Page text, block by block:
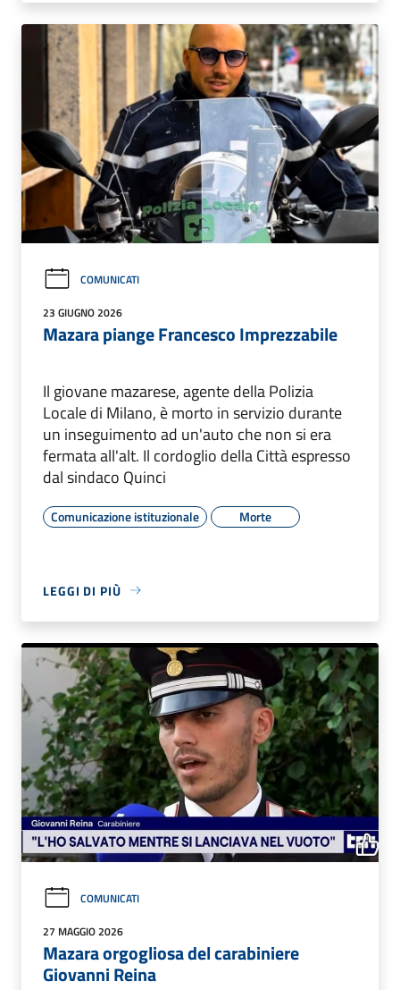
COMUNICATI
23 GIUGNO 2026
Mazara piange Francesco Imprezzabile
Il giovane mazarese, agente della Polizia
Locale di Milano, è morto in servizio durante
un inseguimento ad un'auto che non si era
fermata all'alt. Il cordoglio della Città espresso
dal sindaco Quinci
Comunicazione istituzionale Morte
LEGGI DI PIÙ
COMUNICATI
27 MAGGIO 2026
Mazara orgogliosa del carabiniere
Giovanni Reina